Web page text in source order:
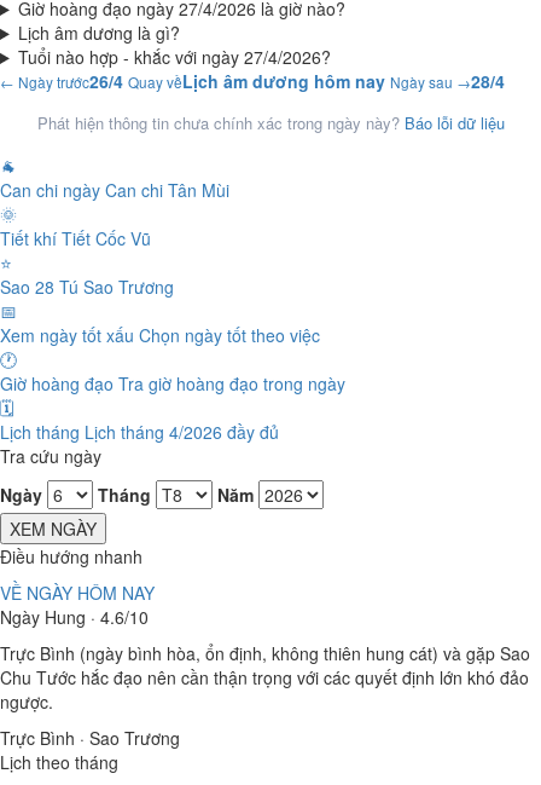
Giờ hoàng đạo ngày 27/4/2026 là giờ nào?
Lịch âm dương là gì?
Tuổi nào hợp - khắc với ngày 27/4/2026?
← Ngày trước26/4 Quay vềLịch âm dương hôm nay Ngày sau →28/4
Phát hiện thông tin chưa chính xác trong ngày này? Báo lỗi dữ liệu
🐐
Can chi ngày Can chi Tân Mùi
🌞
Tiết khí Tiết Cốc Vũ
⭐
Sao 28 Tú Sao Trương
📅
Xem ngày tốt xấu Chọn ngày tốt theo việc
🕐
Giờ hoàng đạo Tra giờ hoàng đạo trong ngày
🗓️
Lịch tháng Lịch tháng 4/2026 đầy đủ
Tra cứu ngày
Ngày
Tháng
Năm
XEM NGÀY
Điều hướng nhanh
VỀ NGÀY HÔM NAY
Ngày Hung · 4.6/10
Trực Bình (ngày bình hòa, ổn định, không thiên hung cát) và gặp Sao
Chu Tước hắc đạo nên cần thận trọng với các quyết định lớn khó đảo
ngược.
Trực Bình · Sao Trương
Lịch theo tháng